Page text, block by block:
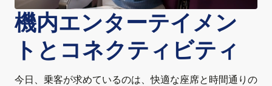
機内エンターテイメン
トとコネクティビティ
今日、乗客が求めているのは、快適な座席と時間通りの